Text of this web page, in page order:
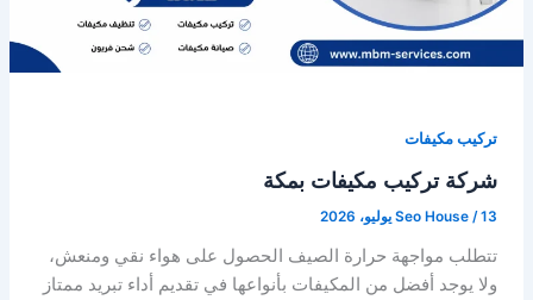
تركيب مكيفات
شركة تركيب مكيفات بمكة
Seo House/13 يوليو، 2026
تتطلب مواجهة حرارة الصيف الحصول على هواء نقي ومنعش،
ولا يوجد أفضل من المكيفات بأنواعها في تقديم أداء تبريد ممتاز